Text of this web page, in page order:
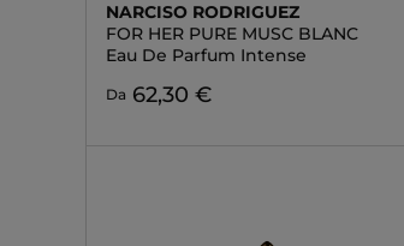
NARCISO RODRIGUEZ
FOR HER PURE MUSC BLANC
Eau De Parfum Intense
Da 62,30 €